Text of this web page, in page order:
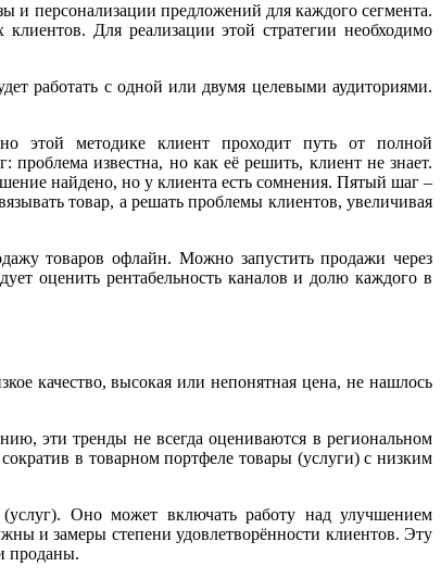
и персонализации предложений для каждого сегмента.
Для реализации этой стратегии необходимо
работать с одной или двумя целевыми аудиториями.
этой методике клиент проходит путь от полной
известна, но как её решить, клиент не знает.
найдено, но у клиента есть сомнения. Пятый шаг –
товар, а решать проблемы клиентов, увеличивая
товаров офлайн. Можно запустить продажи через
оценить рентабельность каналов и долю каждого в
качество, высокая или непонятная цена, не нашлось
эти тренды не всегда оцениваются в региональном
в товарном портфеле товары (услуги) с низким
Оно может включать работу над улучшением
и замеры степени удовлетворённости клиентов. Эту
проданы.